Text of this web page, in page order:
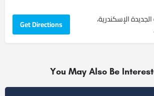
‏الإسكندرية‏،
Get Directions
You May Also Be